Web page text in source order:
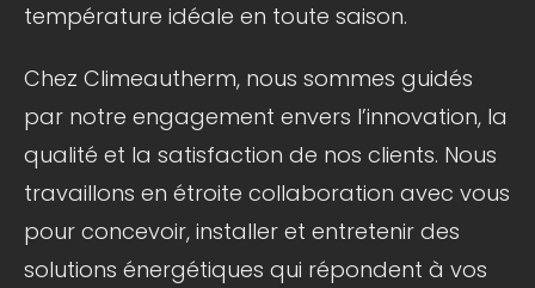
température idéale en toute saison.
Chez Climeautherm, nous sommes guidés
par notre engagement envers l’innovation, la
qualité et la satisfaction de nos clients. Nous
travaillons en étroite collaboration avec vous
pour concevoir, installer et entretenir des
solutions énergétiques qui répondent à vos